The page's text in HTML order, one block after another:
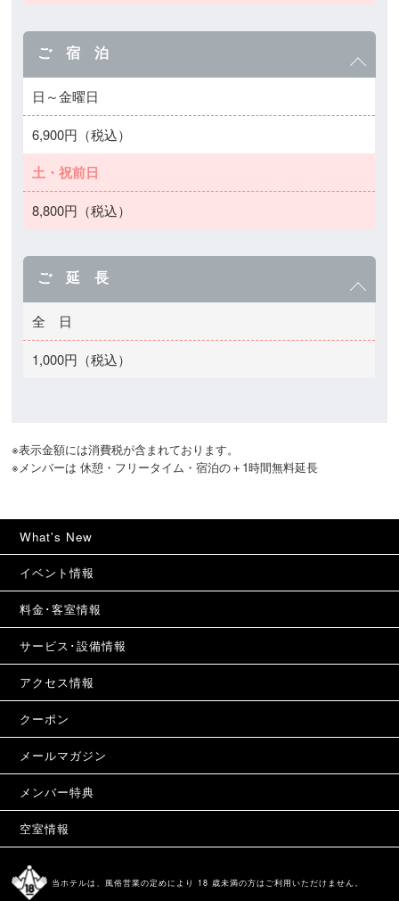
ご 宿 泊
日～金曜日
6,900円（税込）
土・祝前日
8,800円（税込）
ご 延 長
全 日
1,000円（税込）
※表示金額には消費税が含まれております。
※メンバーは 休憩・フリータイム・宿泊の＋1時間無料延長
What's New
イベント情報
料金･客室情報
サービス･設備情報
アクセス情報
クーポン
メールマガジン
メンバー特典
空室情報
当ホテルは、風俗営業の定めにより 18 歳未満の方はご利用いただけません。